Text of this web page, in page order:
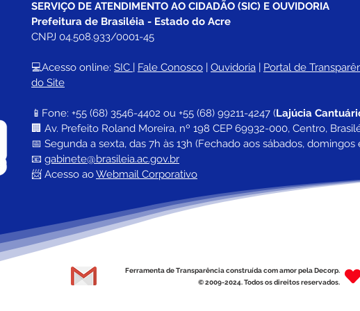
aos 116 anos do município
SERVIÇO DE ATENDIMENTO AO CIDADÃO (SIC) E OUVIDORIA
Prefeitura de Brasiléia - Estado do Acre
CNPJ 04.508.933/0001-45
💻Acesso online: SIC Fale Conosco Ouvidoria Portal de
do Site
📱Fone: +55 (68) 3546-4402 ou +55 (68) 99211-4247 (Lajúcia
🏢 Av. Prefeito Roland Moreira, nº 198 CEP 69932-000, Centro,
📅 Segunda a sexta, das 7h às 13h (Fechado aos sábados, domingos
📧 gabinete@brasileia.ac.gov.br
📨 Acesso ao Webmail Corporativo
Ferramenta de Transparência construída com amor pela Decorp.
© 2009-2024. Todos os direitos reservados.